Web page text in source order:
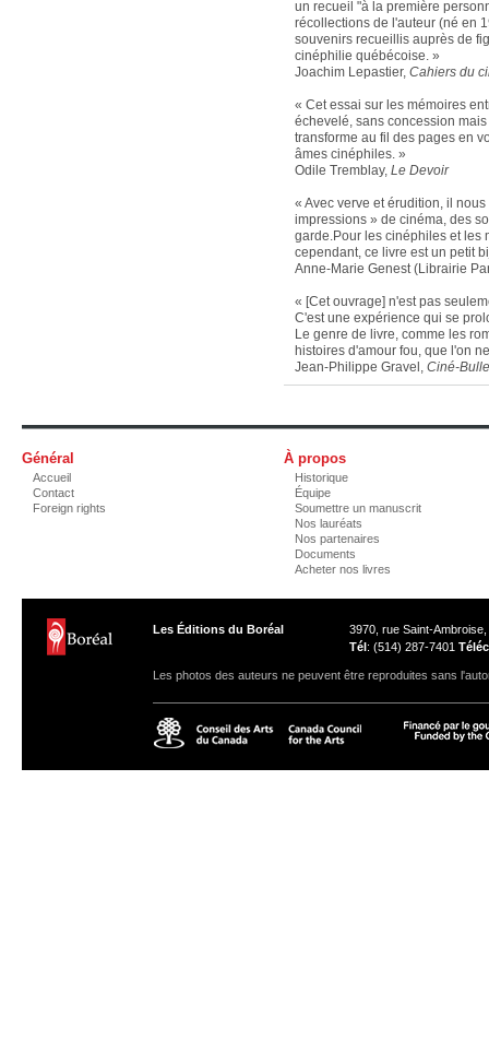
un recueil "à la première
récollections de l'auteur (né en
souvenirs recueillis auprès de
cinéphilie québécoise. »
Joachim Lepastier, Cahiers du
« Cet essai sur les mémoires
échevelé, sans concession
transforme au fil des pages en
âmes cinéphiles. »
Odile Tremblay, Le Devoir
« Avec verve et érudition, il
impressions » de cinéma, des
garde.Pour les cinéphiles et les
cependant, ce livre est un petit
Anne-Marie Genest (Librairie
« [Cet ouvrage] n'est pas
C'est une expérience qui se
Le genre de livre, comme les
histoires d'amour fou, que l'on
Jean-Philippe Gravel, Ciné-
Général
Accueil
Contact
Foreign rights
À propos
Historique
Équipe
Soumettre un manuscrit
Nos lauréats
Nos partenaires
Documents
Acheter nos livres
Les Éditions du Boréal
3970, rue Saint-
Tél : (514) 287-7401 Téléc
Les photos des auteurs ne peuvent être reproduites sans